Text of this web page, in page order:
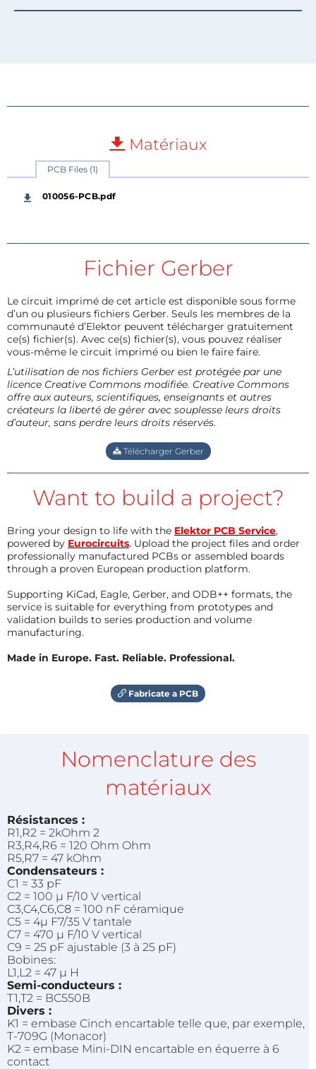
Matériaux
PCB Files (1)
010056-PCB.pdf
Fichier Gerber
Le circuit imprimé de cet article est disponible sous forme
d’un ou plusieurs fichiers Gerber. Seuls les membres de la
communauté d’Elektor peuvent télécharger gratuitement
ce(s) fichier(s). Avec ce(s) fichier(s), vous pouvez réaliser
vous-même le circuit imprimé ou bien le faire faire.
L’utilisation de nos fichiers Gerber est protégée par une
licence Creative Commons modifiée. Creative Commons
offre aux auteurs, scientifiques, enseignants et autres
créateurs la liberté de gérer avec souplesse leurs droits
d’auteur, sans perdre leurs droits réservés.
Télécharger Gerber
Want to build a project?
Bring your design to life with the Elektor PCB Service,
powered by Eurocircuits. Upload the project files and order
professionally manufactured PCBs or assembled boards
through a proven European production platform.
Supporting KiCad, Eagle, Gerber, and ODB++ formats, the
service is suitable for everything from prototypes and
validation builds to series production and volume
manufacturing.
Made in Europe. Fast. Reliable. Professional.
Fabricate a PCB
Nomenclature des
matériaux
Résistances :
R1,R2 = 2kOhm 2
R3,R4,R6 = 120 Ohm Ohm
R5,R7 = 47 kOhm
Condensateurs :
C1 = 33 pF
C2 = 100 µ F/10 V vertical
C3,C4,C6,C8 = 100 nF céramique
C5 = 4µ F7/35 V tantale
C7 = 470 µ F/10 V vertical
C9 = 25 pF ajustable (3 à 25 pF)
Bobines:
L1,L2 = 47 µ H
Semi-conducteurs :
T1,T2 = BC550B
Divers :
K1 = embase Cinch encartable telle que, par exemple,
T-709G (Monacor)
K2 = embase Mini-DIN encartable en équerre à 6
contact